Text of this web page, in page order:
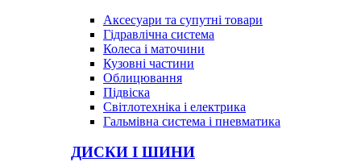
Аксесуари та супутні товари
Гідравлічна система
Колеса і маточини
Кузовні частини
Облицювання
Підвіска
Світлотехніка і електрика
Гальмівна система і пневматика
ДИСКИ І ШИНИ